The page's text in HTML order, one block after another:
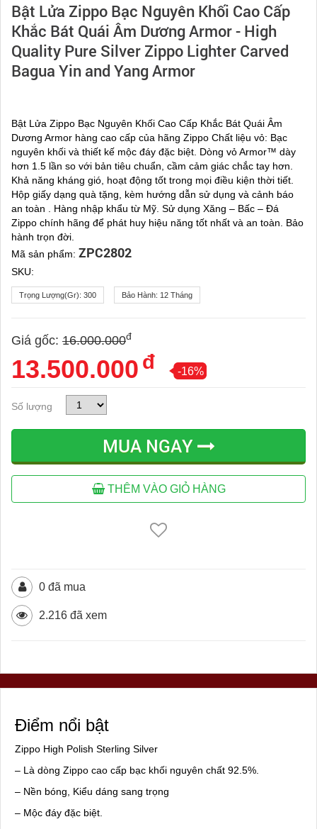
Bật Lửa Zippo Bạc Nguyên Khối Cao Cấp
Khắc Bát Quái Âm Dương Armor - High
Quality Pure Silver Zippo Lighter Carved
Bagua Yin and Yang Armor
Bật Lửa Zippo Bạc Nguyên Khối Cao Cấp Khắc Bát Quái Âm
Dương Armor hàng cao cấp của hãng Zippo Chất liệu vỏ: Bạc
nguyên khối và thiết kế mộc đáy đặc biệt. Dòng vỏ Armor™ dày
hơn 1.5 lần so với bản tiêu chuẩn, cầm cảm giác chắc tay hơn.
Khả năng kháng gió, hoạt động tốt trong mọi điều kiện thời tiết.
Hộp giấy dạng quà tặng, kèm hướng dẫn sử dụng và cảnh báo
an toàn . Hàng nhập khẩu từ Mỹ. Sử dụng Xăng – Bấc – Đá
Zippo chính hãng để phát huy hiệu năng tốt nhất và an toàn. Bảo
hành trọn đời.
Mã sản phẩm: ZPC2802
SKU:
Trọng Lượng(gr): 300 Bảo Hành: 12 Tháng
Giá gốc: 16.000.000đ
13.500.000 đ -16%
Số lượng
MUA NGAY
THÊM VÀO GIỎ HÀNG
0 đã mua
2.216 đã xem
Điểm nổi bật
Zippo High Polish Sterling Silver
– Là dòng Zippo cao cấp bạc khối nguyên chất 92.5%.
– Nền bóng, Kiểu dáng sang trọng
– Mộc đáy đặc biệt.